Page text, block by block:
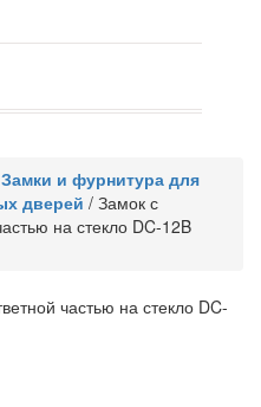
Замки и фурнитура для
дверей / Замок с
на стекло DC-12B